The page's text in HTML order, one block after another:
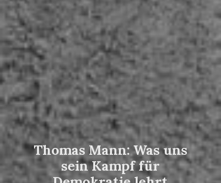
Thomas Mann: Was uns
sein Kampf für